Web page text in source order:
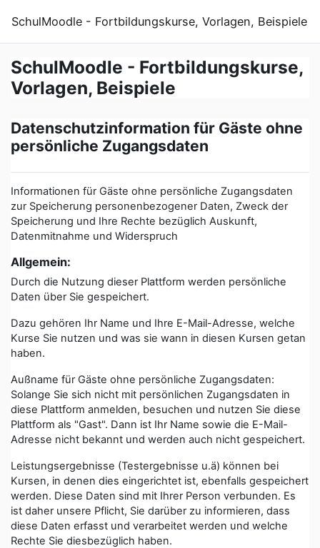
SchulMoodle - Fortbildungskurse, Vorlagen, Beispiele
SchulMoodle - Fortbildungskurse,
Vorlagen, Beispiele
Datenschutzinformation für Gäste ohne
persönliche Zugangsdaten
Informationen für Gäste ohne persönliche Zugangsdaten
zur Speicherung personenbezogener Daten, Zweck der
Speicherung und Ihre Rechte bezüglich Auskunft,
Datenmitnahme und Widerspruch
Allgemein:
Durch die Nutzung dieser Plattform werden persönliche
Daten über Sie gespeichert.
Dazu gehören Ihr Name und Ihre E-Mail-Adresse, welche
Kurse Sie nutzen und was sie wann in diesen Kursen getan
haben.
Außname für Gäste ohne persönliche Zugangsdaten:
Solange Sie sich nicht mit persönlichen Zugangsdaten in
diese Plattform anmelden, besuchen und nutzen Sie diese
Plattform als "Gast". Dann ist Ihr Name sowie die E-Mail-
Adresse nicht bekannt und werden auch nicht gespeichert.
Leistungsergebnisse (Testergebnisse u.ä) können bei
Kursen, in denen dies eingerichtet ist, ebenfalls gespeichert
werden. Diese Daten sind mit Ihrer Person verbunden. Es
ist daher unsere Pflicht, Sie darüber zu informieren, dass
diese Daten erfasst und verarbeitet werden und welche
Rechte Sie diesbezüglich haben.